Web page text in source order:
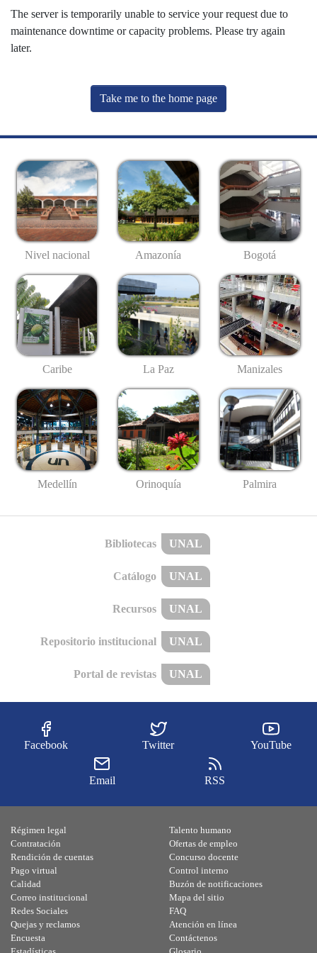
The server is temporarily unable to service your request due to
maintenance downtime or capacity problems. Please try again
later.
Take me to the home page
Nivel nacional Amazonía Bogotá
Caribe La Paz Manizales
Medellín Orinoquía Palmira
Bibliotecas UNAL
Catálogo UNAL
Recursos UNAL
Repositorio institucional UNAL
Portal de revistas UNAL
Facebook Twitter YouTube
Email RSS
Régimen legal
Contratación
Rendición de cuentas
Pago virtual
Calidad
Talento humano
Ofertas de empleo
Concurso docente
Control interno
Buzón de notificaciones
Correo institucional
Redes Sociales
Quejas y reclamos
Encuesta
Mapa del sitio
FAQ
Atención en línea
Contáctenos